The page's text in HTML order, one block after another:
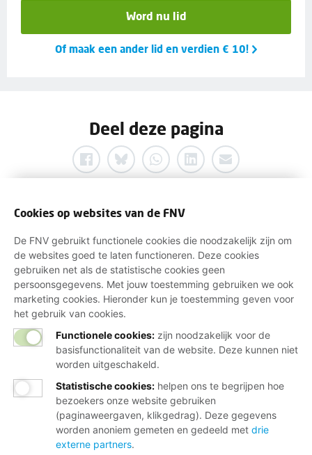
Word nu lid
Of maak een ander lid en verdien € 10!
Deel deze pagina
Wij helpen je graag
Bij al je vragen over werk, inkomen en
lidmaatschap.
Neem contact op met de FNV
Vragen over het lidmaatschap
Vragen over werk en inkomen
Dienstverlening bij jou in de buurt
Meld je aan voor onze nieuwsbrief
Cookies op websites van de FNV
De FNV gebruikt functionele cookies die noodzakelijk zijn om
de websites goed te laten functioneren. Deze cookies
gebruiken net als de statistische cookies geen
persoonsgegevens. Met jouw toestemming gebruiken we ook
marketing cookies. Hieronder kun je toestemming geven voor
het gebruik van cookies.
Functionele cookies: zijn noodzakelijk voor de
basisfunctionaliteit van de website. Deze kunnen niet
worden uitgeschakeld.
Statistische cookies: helpen ons te begrijpen hoe
bezoekers onze website gebruiken
(paginaweergaven, klikgedrag). Deze gegevens
worden anoniem gemeten en gedeeld met drie
externe partners.